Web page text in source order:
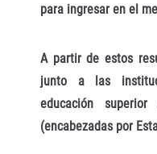
para ingresar en el
A partir de estos
junto a las
educación
(encabezadas por